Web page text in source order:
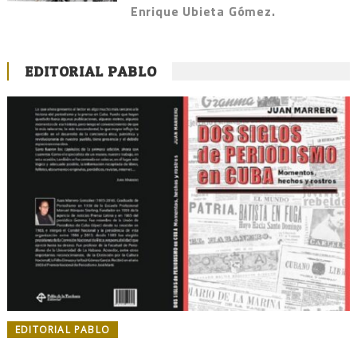
Enrique Ubieta Gómez.
EDITORIAL PABLO
EDITORIAL PABLO